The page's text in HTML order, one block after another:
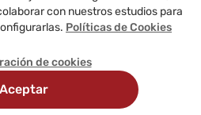
con nuestros estudios para
Políticas de Cookies
de cookies
Aceptar